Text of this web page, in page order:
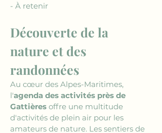
- À retenir
Découverte de la
nature et des
randonnées
Au cœur des Alpes-Maritimes,
l'agenda des activités près de
Gattières offre une multitude
d'activités de plein air pour les
amateurs de nature. Les sentiers de